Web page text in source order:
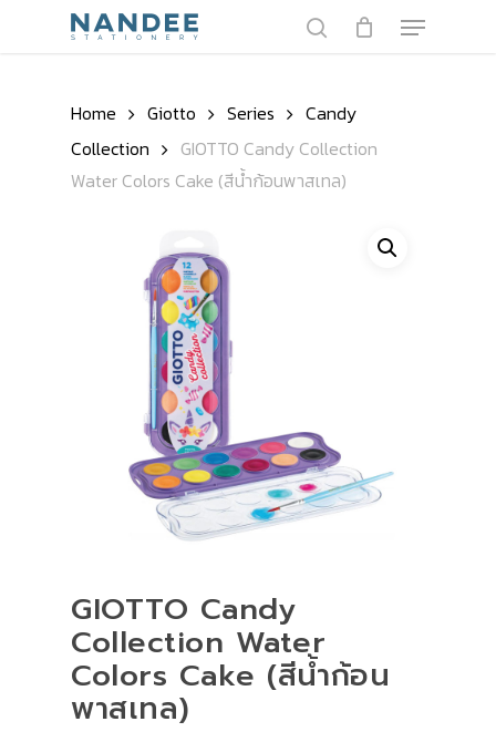
Menu
Home Giotto Series
Candy
Collection
GIOTTO Candy Collection
Water Colors Cake (สีน้ำก้อนพาสเทล)
GIOTTO Candy
Collection Water
Colors Cake (สีน้ำก้อน
พาสเทล)